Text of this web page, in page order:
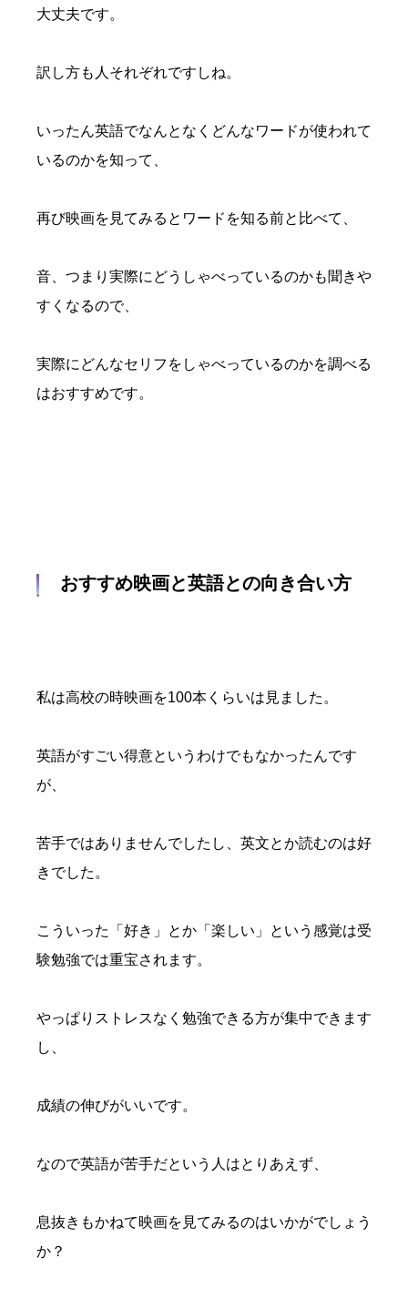
大丈夫です。
訳し方も人それぞれですしね。
いったん英語でなんとなくどんなワードが使われて
いるのかを知って、
再び映画を見てみるとワードを知る前と比べて、
音、つまり実際にどうしゃべっているのかも聞きや
すくなるので、
実際にどんなセリフをしゃべっているのかを調べる
はおすすめです。
おすすめ映画と英語との向き合い方
私は高校の時映画を100本くらいは見ました。
英語がすごい得意というわけでもなかったんです
が、
苦手ではありませんでしたし、英文とか読むのは好
きでした。
こういった「好き」とか「楽しい」という感覚は受
験勉強では重宝されます。
やっぱりストレスなく勉強できる方が集中できます
し、
成績の伸びがいいです。
なので英語が苦手だという人はとりあえず、
息抜きもかねて映画を見てみるのはいかがでしょう
か？